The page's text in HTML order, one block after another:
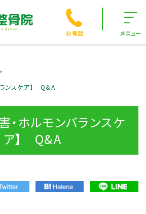
お電話 メニュー
ンスケア】 Q&A
・ホルモンバランスケ
ア】 Q&A